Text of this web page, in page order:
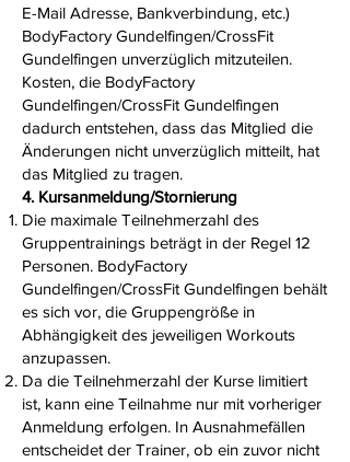
E-Mail Adresse, Bankverbindung, etc.)
BodyFactory Gundelfingen/CrossFit
Gundelfingen unverzüglich mitzuteilen.
Kosten, die BodyFactory
Gundelfingen/CrossFit Gundelfingen
dadurch entstehen, dass das Mitglied die
Änderungen nicht unverzüglich mitteilt, hat
das Mitglied zu tragen.
4. Kursanmeldung/Stornierung
Die maximale Teilnehmerzahl des
Gruppentrainings beträgt in der Regel 12
Personen. BodyFactory
Gundelfingen/CrossFit Gundelfingen behält
es sich vor, die Gruppengröße in
Abhängigkeit des jeweiligen Workouts
anzupassen.
Da die Teilnehmerzahl der Kurse limitiert
ist, kann eine Teilnahme nur mit vorheriger
Anmeldung erfolgen. In Ausnahmefällen
entscheidet der Trainer, ob ein zuvor nicht